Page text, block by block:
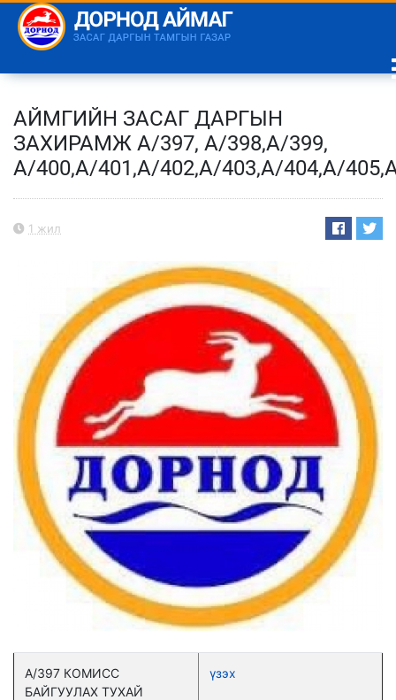
АЙМГИЙН ЗАСАГ ДАРГЫН
ЗАХИРАМЖ А/397, А/398,А/399,
А/400,А/401,А/402,А/403,А/404,А/
1 жил
А/397 КОМИСС
БАЙГУУЛАХ ТУХАЙ
үзэх